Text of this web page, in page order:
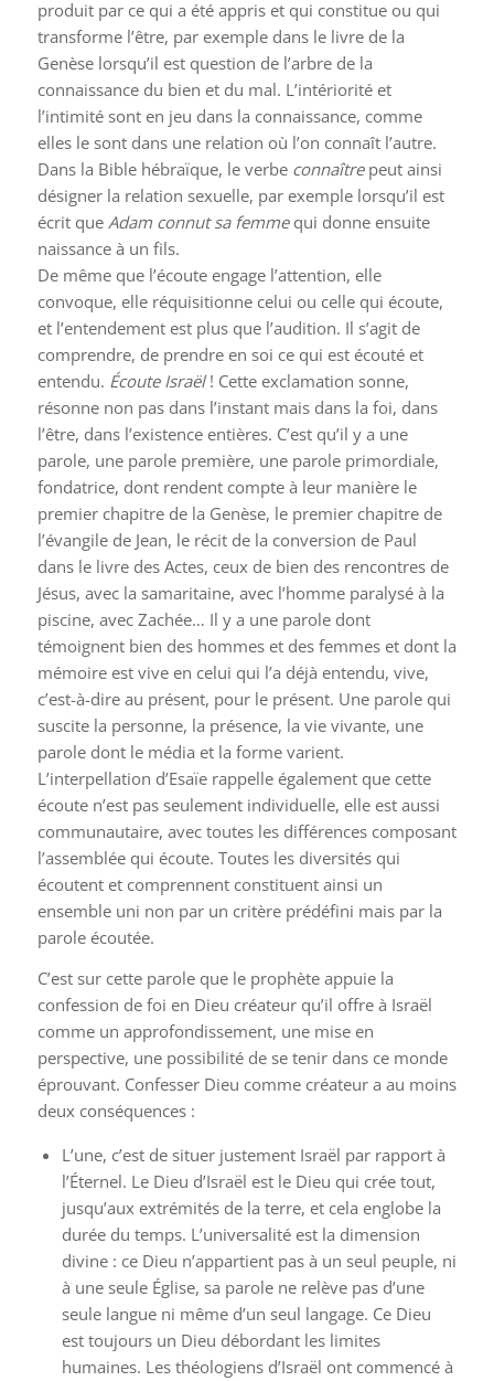
produit par ce qui a été appris et qui constitue ou qui
transforme l’être, par exemple dans le livre de la
Genèse lorsqu’il est question de l’arbre de la
connaissance du bien et du mal. L’intériorité et
l’intimité sont en jeu dans la connaissance, comme
elles le sont dans une relation où l’on connaît l’autre.
Dans la Bible hébraïque, le verbe connaîtrepeut ainsi
désigner la relation sexuelle, par exemple lorsqu’il est
écrit que Adam connut sa femmequi donne ensuite
naissance à un fils.
De même que l’écoute engage l’attention, elle
convoque, elle réquisitionne celui ou celle qui écoute,
et l’entendement est plus que l’audition. Il s’agit de
comprendre, de prendre en soi ce qui est écouté et
entendu. Écoute Israël! Cette exclamation sonne,
résonne non pas dans l’instant mais dans la foi, dans
l’être, dans l’existence entières. C’est qu’il y a une
parole, une parole première, une parole primordiale,
fondatrice, dont rendent compte à leur manière le
premier chapitre de la Genèse, le premier chapitre de
l’évangile de Jean, le récit de la conversion de Paul
dans le livre des Actes, ceux de bien des rencontres de
Jésus, avec la samaritaine, avec l’homme paralysé à la
piscine, avec Zachée… Il y a une parole dont
témoignent bien des hommes et des femmes et dont la
mémoire est vive en celui qui l’a déjà entendu, vive,
c’est-à-dire au présent, pour le présent. Une parole qui
suscite la personne, la présence, la vie vivante, une
parole dont le média et la forme varient.
L’interpellation d’Esaïe rappelle également que cette
écoute n’est pas seulement individuelle, elle est aussi
communautaire, avec toutes les différences composant
l’assemblée qui écoute. Toutes les diversités qui
écoutent et comprennent constituent ainsi un
ensemble uni non par un critère prédéfini mais par la
parole écoutée.
C’est sur cette parole que le prophète appuie la
confession de foi en Dieu créateur qu’il offre à Israël
comme un approfondissement, une mise en
perspective, une possibilité de se tenir dans ce monde
éprouvant. Confesser Dieu comme créateur a au moins
deux conséquences :
L’une, c’est de situer justement Israël par rapport à
l’Éternel. Le Dieu d’Israël est le Dieu qui crée tout,
jusqu’aux extrémités de la terre, et cela englobe la
durée du temps. L’universalité est la dimension
divine : ce Dieu n’appartient pas à un seul peuple, ni
à une seule Église, sa parole ne relève pas d’une
seule langue ni même d’un seul langage. Ce Dieu
est toujours un Dieu débordant les limites
humaines. Les théologiens d’Israël ont commencé à